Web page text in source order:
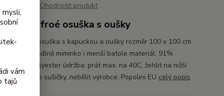
Ohodnotit produkt
froé osuška s oušky
froté osuška s kapuckou a oušky rozměr 100 x 100 cm
do ní pohodlně miminko i menší batole materiál: 91%
a 9% polyester údržba: prát max. na 40C, žehlit na nižší
nedávat do sušičky, nebělit výrobce: Popolini EU celý popis
vám
tajů